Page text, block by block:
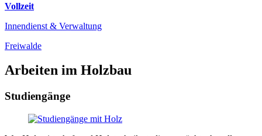
Vollzeit
Innendienst & Verwaltung
Freiwalde
Arbeiten im Holzbau
Studiengänge